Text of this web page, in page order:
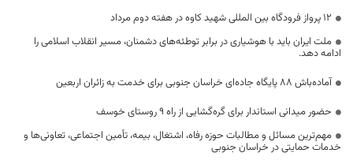
۱۲ پرواز فرودگاه بین المللی شهید کاوه در هفته دوم مرداد
ملت ایران باید با هوشیاری در برابر توطئه‌های دشمنان، مسیر انقلاب اسلامی را
ادامه دهد.
آماده‌باش ۸۸ پایگاه جاده‌ای خراسان جنوبی برای خدمت به زائران اربعین
حضور میدانی استاندار برای گره‌گشایی از راه ۹ روستای خوسف
مهم‌ترین مسائل و مطالبات حوزه رفاه، اشتغال، بیمه، تأمین اجتماعی، تعاونی‌ها و
خدمات حمایتی در خراسان جنوبی